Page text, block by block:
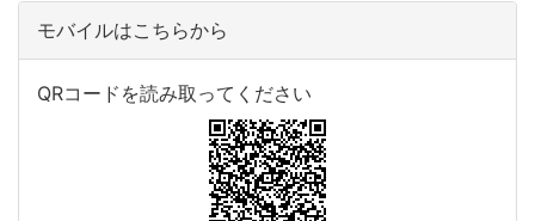
モバイルはこちらから
QRコードを読み取ってください